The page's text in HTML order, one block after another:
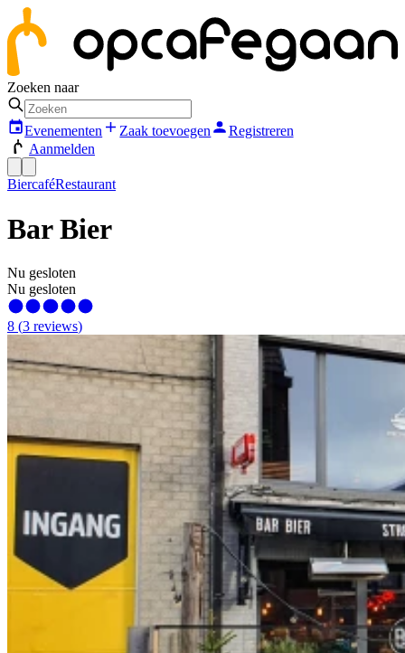
Zoeken naar
Evenementen Zaak toevoegen
Registreren
Aanmelden
BiercaféRestaurant
Bar Bier
Nu gesloten
Nu gesloten
8 (3 reviews)